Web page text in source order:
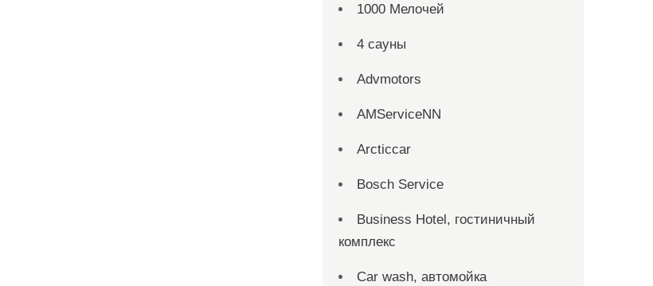
1000 Мелочей
4 сауны
Advmotors
AMServiceNN
Arcticcar
Bosch Service
Business Hotel, гостиничный
комплекс
Car wash, автомойка